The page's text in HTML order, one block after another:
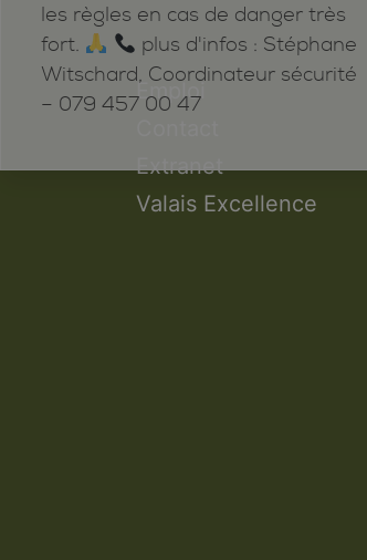
Emploi
Extranet
Valais Excellence
les règles en cas de danger très
fort.
plus d'infos : Stéphane
Witschard, Coordinateur sécurité
– 079 457 00 47